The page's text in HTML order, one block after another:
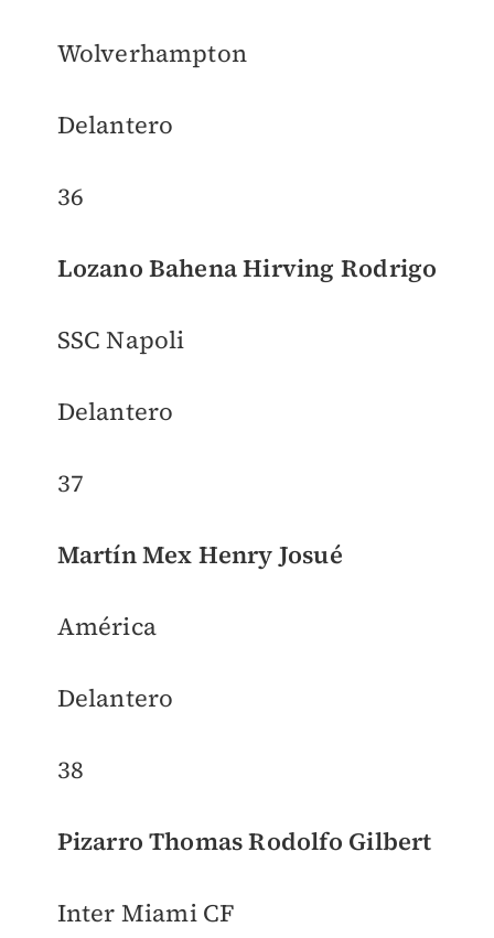
Wolverhampton
Delantero
36
Lozano Bahena Hirving Rodrigo
SSC Napoli
Delantero
37
Martín Mex Henry Josué
América
Delantero
38
Pizarro Thomas Rodolfo Gilbert
Inter Miami CF